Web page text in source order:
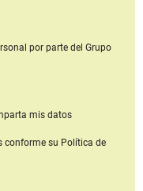
por parte del Grupo
mis datos
conforme su Política de